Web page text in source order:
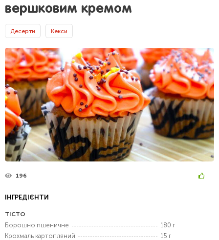
вершковим кремом
Десерти Кекси
196
ІНГРЕДІЄНТИ
ТІСТО
Борошно пшеничне
180 г
Крохмаль картопляний
15 г